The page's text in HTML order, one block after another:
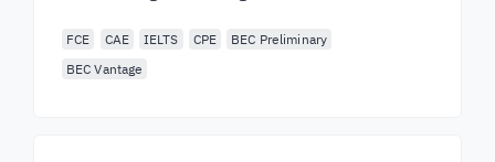
FCE CAE IELTS CPE
BEC Preliminary
BEC Vantage